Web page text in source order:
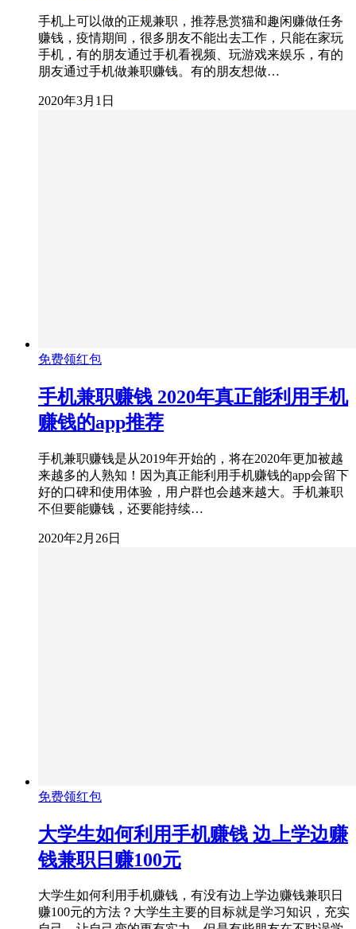
手机上可以做的正规兼职，推荐悬赏猫和趣闲赚做任务
赚钱，疫情期间，很多朋友不能出去工作，只能在家玩
手机，有的朋友通过手机看视频、玩游戏来娱乐，有的
朋友通过手机做兼职赚钱。有的朋友想做…
2020年3月1日
免费领红包
手机兼职赚钱 2020年真正能利用手机
赚钱的app推荐
手机兼职赚钱是从2019年开始的，将在2020年更加被越
来越多的人熟知！因为真正能利用手机赚钱的app会留下
好的口碑和使用体验，用户群也会越来越大。手机兼职
不但要能赚钱，还要能持续…
2020年2月26日
免费领红包
大学生如何利用手机赚钱 边上学边赚
钱兼职日赚100元
大学生如何利用手机赚钱，有没有边上学边赚钱兼职日
赚100元的方法？大学生主要的目标就是学习知识，充实